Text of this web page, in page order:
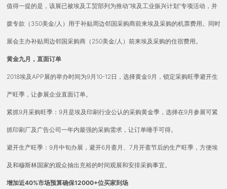
值得一提的是，该展已被埃及工贸部列为推动“埃及工业振兴计划”专项活动，并
拨专款（350美金/人）用于补贴周边邻国采购商前来埃及采购的机票费用。同时
展会主办补贴周边邻国采购商（250美金/人）前来埃及采购的住宿费用。
黄金九月，直面订单
2018埃及APP展的举办时间为9月10-12日，选择黄金9月，锁定采购旺季避开生
产旺季，让参展企业直面订单。
紧抓9月采购旺季：9月是埃及印刷行业公认的采购黄金季，选择在9月参展可紧
抓印刷厂及广告公司一年内最强的采购需求，让订单唾手可得。
避开生产旺季：9月中旬办展，避开6月斋月、7月开斋节后的生产旺季，方便埃
及和穆斯林国家的观众抽出充裕的时间观展和安排采购事宜。
增加近40%市场预算确保12000+位买家到场